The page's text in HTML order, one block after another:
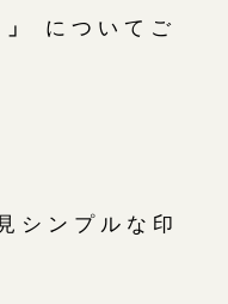
についてご
シンプルな印